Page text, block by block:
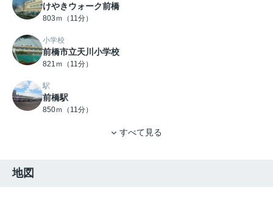
けやきウォーク前橋
803ｍ（11分）
小学校
前橋市立天川小学校
821ｍ（11分）
駅
前橋駅
850ｍ（11分）
すべて見る
地図